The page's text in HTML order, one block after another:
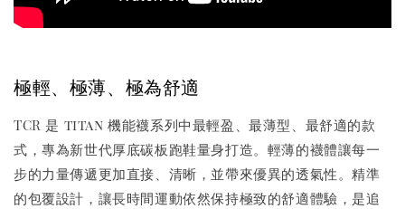
極輕、極薄、極為舒適
TCR 是 titan 機能襪系列中最輕盈、最薄型、最舒適的款
式，專為新世代厚底碳板跑鞋量身打造。輕薄的襪體讓每一
步的力量傳遞更加直接、清晰，並帶來優異的透氣性。精準
的包覆設計，讓長時間運動依然保持極致的舒適體驗，是追